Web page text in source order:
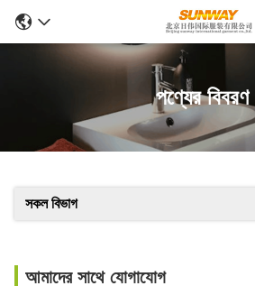
পণ্যের বিবরণ
সকল বিভাগ
আমাদের সাথে যোগাযোগ